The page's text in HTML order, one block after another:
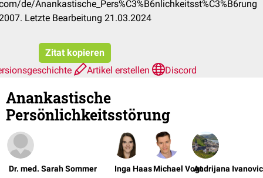
de/Anankastische_Pers%C3%B6nlichkeitsst%C3%B6rung
Letzte Bearbeitung 21.03.2024
Zitat kopieren
Artikel erstellen Discord
Anankastische
Persönlichkeitsstörung
Dr. med. Sarah Sommer Inga HaasMichael VogtAndrijana Ivanovic